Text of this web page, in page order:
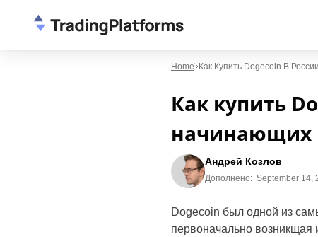
Home Как Купить Dogecoin В
Как купить
начинающих
Андрей Козлов
Дополнено: September 14,
Dogecoin был одной из
первоначально